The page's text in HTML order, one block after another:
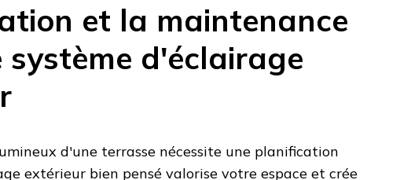
et la maintenance
système d'éclairage
d'une terrasse nécessite une planification
extérieur bien pensé valorise votre espace et crée